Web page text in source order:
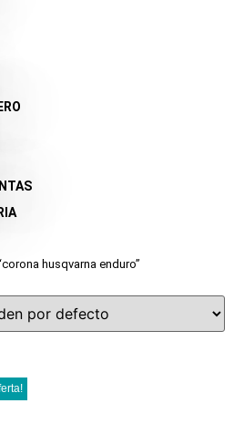
husqvarna enduro”